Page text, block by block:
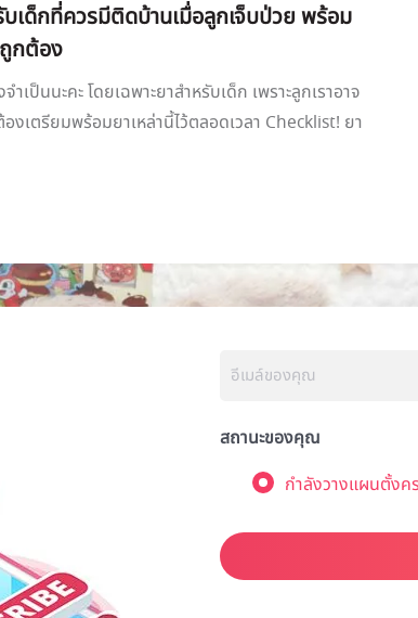
เด็กที่ควรมีติดบ้านเมื่อลูกเจ็บป่วย พร้อม
กต้อง
เป็นนะคะ โดยเฉพาะยาสำหรับเด็ก เพราะลูกเราอาจ
องเตรียมพร้อมยาเหล่านี้ไว้ตลอดเวลา Checklist! ยา
สถานะของคุณ
กำลังวางแผนตั้งค